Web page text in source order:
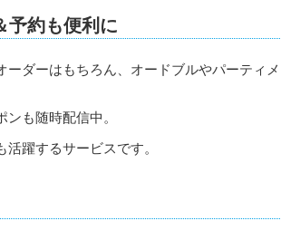
予約も便利に
ダーはもちろん、オードブルやパーティメ
も随時配信中。
躍するサービスです。